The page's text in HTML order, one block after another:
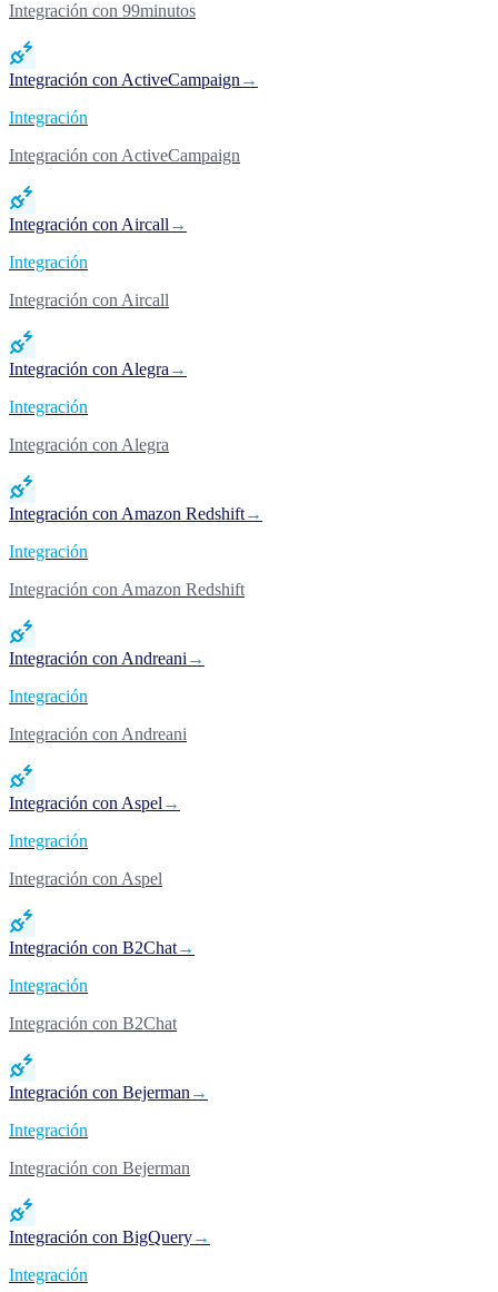
Integración con 99minutos
Integración con ActiveCampaign →
Integración
Integración con ActiveCampaign
Integración con Aircall →
Integración
Integración con Aircall
Integración con Alegra →
Integración
Integración con Alegra
Integración con Amazon Redshift→
Integración
Integración con Amazon Redshift
Integración con Andreani →
Integración
Integración con Andreani
Integración con Aspel →
Integración
Integración con Aspel
Integración con B2Chat→
Integración
Integración con B2Chat
Integración con Bejerman →
Integración
Integración con Bejerman
Integración con BigQuery→
Integración